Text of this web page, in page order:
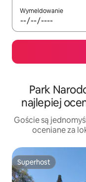
Wymeldowanie
Park
najlepiej
Goście są
oceniane za
Superhost
Superhost